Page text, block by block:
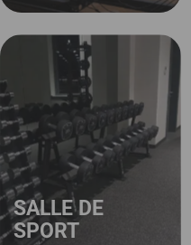
SALLE DE
SPORT